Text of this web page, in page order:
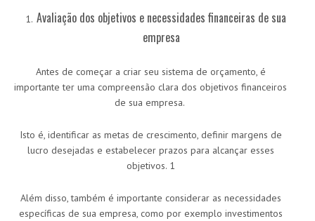
Avaliação dos objetivos e necessidades financeiras de sua
empresa
Antes de começar a criar seu sistema de orçamento, é
importante ter uma compreensão clara dos objetivos financeiros
de sua empresa.
Isto é, identificar as metas de crescimento, definir margens de
lucro desejadas e estabelecer prazos para alcançar esses
objetivos. 1
Além disso, também é importante considerar as necessidades
específicas de sua empresa, como por exemplo investimentos